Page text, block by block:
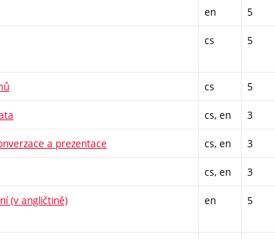
en 5
cs 5
cs 5
cs, en 3
a prezentace cs, en 3
cs, en 3
(v angličtině) en 5